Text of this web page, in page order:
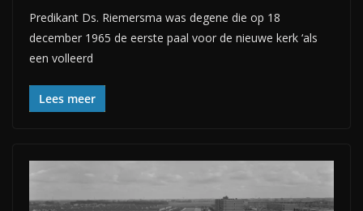
Predikant Ds. Riemersma was degene die op 18
december 1965 de eerste paal voor de nieuwe kerk ‘als
een volleerd
Lees meer